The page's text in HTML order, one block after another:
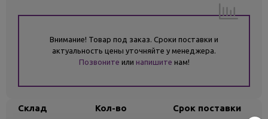
Внимание! Товар под заказ. Сроки поставки и
актуальность цены уточняйте у менеджера.
Позвоните или напишите нам!
Склад Кол-во Срок поставки